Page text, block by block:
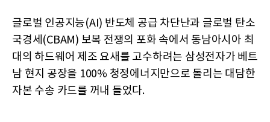
글로벌 인공지능(AI) 반도체 공급 차단난과 글로벌 탄소
국경세(CBAM) 보복 전쟁의 포화 속에서 동남아시아 최
대의 하드웨어 제조 요새를 고수하려는 삼성전자가 베트
남 현지 공장을 100% 청정에너지만으로 돌리는 대담한
자본 수송 카드를 꺼내 들었다.